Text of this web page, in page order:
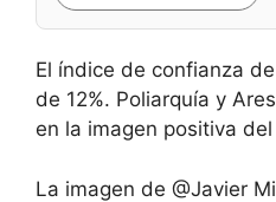
El índice de confianza
de 12%. Poliarquía y
en la imagen positiva
La imagen de @Javier